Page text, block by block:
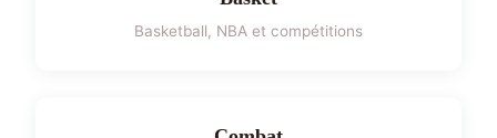
Basketball, NBA et compétitions